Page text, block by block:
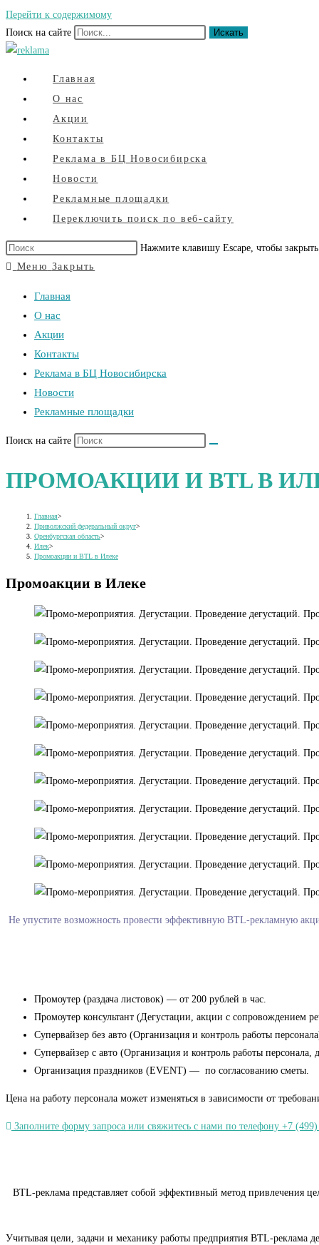
Перейти к содержимому
Поиск на сайте
Искать
Главная
О нас
Акции
Контакты
Реклама в БЦ Новосибирска
Новости
Рекламные площадки
Переключить поиск по веб-сайту
Нажмите клавишу Escape, чтобы
Меню Закрыть
Главная
О нас
Акции
Контакты
Реклама в БЦ Новосибирска
Новости
Рекламные площадки
Поиск на сайте
ПРОМОАКЦИИ И BTL В
Главная>
Приволжский федеральный округ>
Оренбургская область>
Илек>
Промоакции и BTL в Илеке
Промоакции в Илеке
Не упустите возможность провести эффективную BTL-рекламную
Промоутер (раздача листовок) — от 200 рублей в час.
Промоутер консультант (Дегустации, акции с сопровождением
Супервайзер без авто (Организация и контроль работы
Супервайзер с авто (Организация и контроль работы
Организация праздников (EVENT) — по согласованию сметы.
Цена на работу персонала может изменяться в зависимости от
Заполните форму запроса или свяжитесь с нами по телефону +7
BTL-реклама представляет собой эффективный метод привлечения
Учитывая цели, задачи и механику работы предприятия BTL-реклама